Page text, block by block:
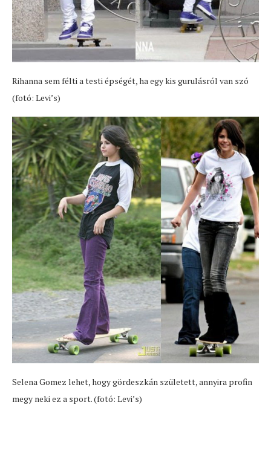
Rihanna sem félti a testi épségét, ha egy kis gurulásról van szó
(fotó: Levi’s)
Selena Gomez lehet, hogy gördeszkán született, annyira profin
megy neki ez a sport. (fotó: Levi’s)